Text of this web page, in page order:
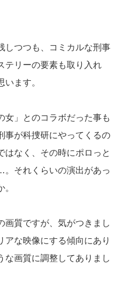
しつつも、コミカルな刑事
テリーの要素も取り入れ
ます。
女」とのコラボだった事も
事が科捜研にやってくるの
はなく、その時にポロっと
それくらいの演出があっ
画質ですが、気がつきまし
アな映像にする傾向にあり
な画質に調整してありまし